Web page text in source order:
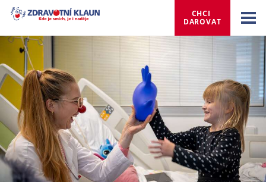
CHCI
DAROVAT